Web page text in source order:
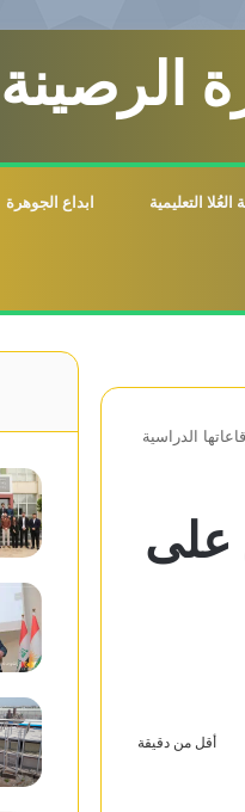
الرصينة
التعليمية ابداع الجوهرة
الدراسية
على
أقل من دقيقة